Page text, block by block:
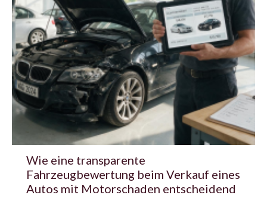
Wie eine transparente
Fahrzeugbewertung beim Verkauf eines
Autos mit Motorschaden entscheidend